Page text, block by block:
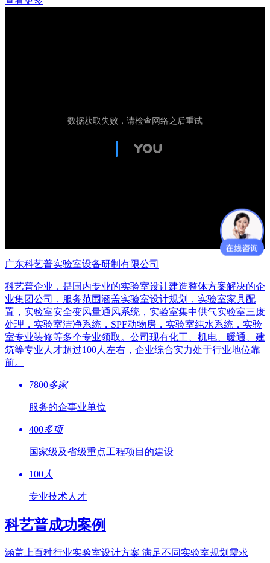
广东科艺普实验室设备研制有限公司
科艺普企业，是国内专业的实验室设计建造整体方案解决的企
业集团公司，服务范围涵盖实验室设计规划，实验室家具配
置，实验室安全变风量通风系统，实验室集中供气实验室三废
处理，实验室洁净系统，SPF动物房，实验室纯水系统，实验
室专业装修等多个专业领取。公司现有化工、机电、暖通、建
筑等专业人才超过100人左右，企业综合实力处于行业地位靠
前。
7800多家
服务的企事业单位
400多项
国家级及省级重点工程项目的建设
100 人
专业技术人才
科艺普成功案例
涵盖上百种行业实验室设计方案 满足不同实验室规划需求